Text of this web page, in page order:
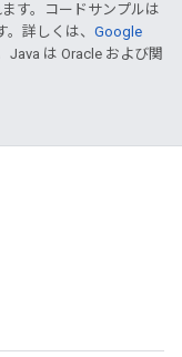
す。コードサンプルは
詳しくは、 Google
Java は Oracle および関